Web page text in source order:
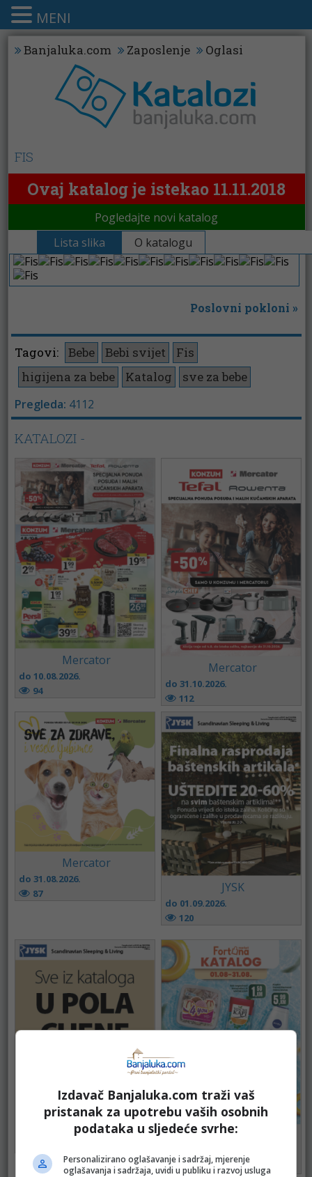
Banjaluka.com Zaposlenje Oglasi
FIS
Ovaj katalog je istekao 11.11.2018
Pogledajte novi katalog
Lista slika
O katalogu
Poslovni pokloni »
Tagovi: Bebe Bebi svijet
Fis
higijena za bebe
Katalog sve za bebe
Pregleda: 4112
KATALOZI -
Mercator
do 10.08.2026.
94
Mercator
do 31.10.2026.
112
Mercator
do 31.08.2026.
87
JYSK
do 01.09.2026.
120
JYSK
do 18.08.2026.
FORTUNA
74
MENI
Izdavač Banjaluka.com traži vaš
pristanak za upotrebu vaših osobnih
podataka u sljedeće svrhe:
Personalizirano oglašavanje i sadržaj, mjerenje
oglašavanja i sadržaja, uvidi u publiku i razvoj usluga